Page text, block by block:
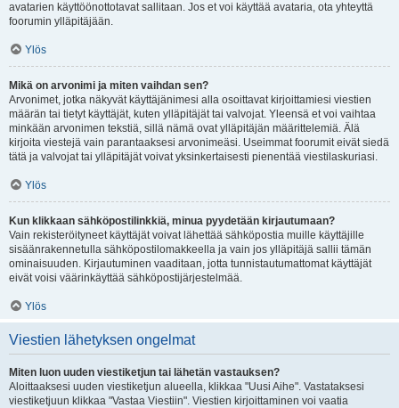
avatarien käyttöönottotavat sallitaan. Jos et voi käyttää avataria, ota yhteyttä
foorumin ylläpitäjään.
Ylös
Mikä on arvonimi ja miten vaihdan sen?
Arvonimet, jotka näkyvät käyttäjänimesi alla osoittavat kirjoittamiesi viestien
määrän tai tietyt käyttäjät, kuten ylläpitäjät tai valvojat. Yleensä et voi vaihtaa
minkään arvonimen tekstiä, sillä nämä ovat ylläpitäjän määrittelemiä. Älä
kirjoita viestejä vain parantaaksesi arvonimeäsi. Useimmat foorumit eivät siedä
tätä ja valvojat tai ylläpitäjät voivat yksinkertaisesti pienentää viestilaskuriasi.
Ylös
Kun klikkaan sähköpostilinkkiä, minua pyydetään kirjautumaan?
Vain rekisteröityneet käyttäjät voivat lähettää sähköpostia muille käyttäjille
sisäänrakennetulla sähköpostilomakkeella ja vain jos ylläpitäjä sallii tämän
ominaisuuden. Kirjautuminen vaaditaan, jotta tunnistautumattomat käyttäjät
eivät voisi väärinkäyttää sähköpostijärjestelmää.
Ylös
Viestien lähetyksen ongelmat
Miten luon uuden viestiketjun tai lähetän vastauksen?
Aloittaaksesi uuden viestiketjun alueella, klikkaa "Uusi Aihe". Vastataksesi
viestiketjuun klikkaa "Vastaa Viestiin". Viestien kirjoittaminen voi vaatia